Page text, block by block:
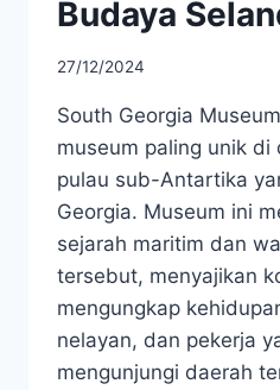
Budaya
27/12/2024
South Georgia
museum paling unik
pulau sub-Antartika
Georgia. Museum ini
sejarah maritim dan
tersebut, menyajikan
mengungkap
nelayan, dan pekerja
mengunjungi daerah